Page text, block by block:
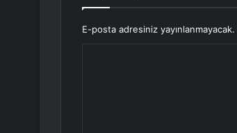
E-posta adresiniz yayınlanmayacak.